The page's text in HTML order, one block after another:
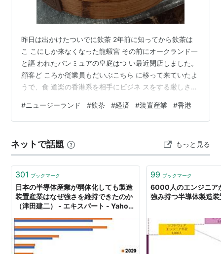
昨日は出かけたついでに飲茶 2年前に知ってから飲茶は
こ こにしか来なくなった龍蝦宮 その前にオークランド一
と謳 われたパンミュアの皇庭はつ い最近閉店しました。
顧客ど ころか従業員もだいぶこちら に移って来ていたよ
うで、食 道楽の香港系を相手にビジネ スをする厳しさを
ありますが、 平日のランチから大盛況です ピークタイム
で相席しかなく 大テーブルで3組が一緒に🥢 ここがスゴ
こと。最初は小さい 1面で始まりましたが、今は3 面。ど
の席からも見えるはず 不動産開発業者 不動産仲介業者
これも…
#ニュージーランド #飲茶 #経済 #装置産業 #香港
ネットで話題 もっと見る
301 ブックマーク
日本の半導体産業が弱体化しても製造
装置産業はなぜ強さを維持できたのか
（津田建二） - エキスパート - Yahoo!
99 ブックマーク
6000人のエンジニア
強み持つ半導体製造